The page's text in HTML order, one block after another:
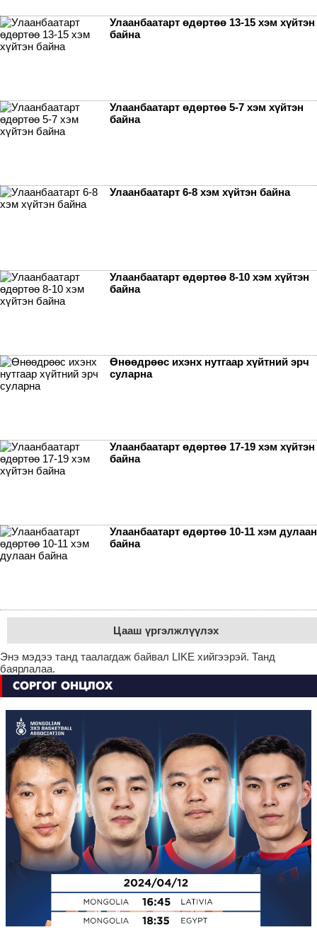
Улаанбаатарт өдөртөө 13-15 хэм хүйтэн
байна
Улаанбаатарт өдөртөө 5-7 хэм хүйтэн
байна
Улаанбаатарт 6-8 хэм хүйтэн байна
Улаанбаатарт өдөртөө 8-10 хэм хүйтэн
байна
Өнөөдрөөс ихэнх нутгаар хүйтний эрч
суларна
Улаанбаатарт өдөртөө 17-19 хэм хүйтэн
байна
Улаанбаатарт өдөртөө 10-11 хэм дулаан
байна
Цааш үргэлжлүүлэх
Энэ мэдээ танд таалагдаж байвал LIKE хийгээрэй. Танд
баярлалаа.
СОРГОГ ОНЦЛОХ